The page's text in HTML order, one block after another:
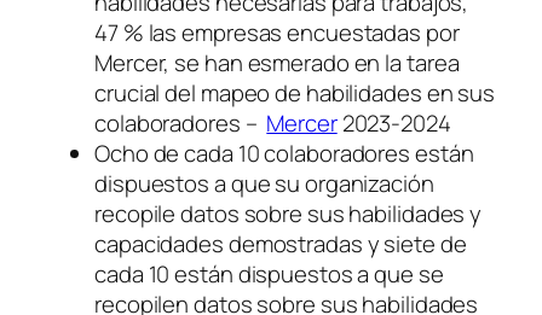
47 % las empresas encuestadas por
Mercer, se han esmerado en la tarea
crucial del mapeo de habilidades en sus
colaboradores – Mercer2023-2024
Ocho de cada 10 colaboradores están
dispuestos a que su organización
recopile datos sobre sus habilidades y
capacidades demostradas y siete de
cada 10 están dispuestos a que se
recopilen datos sobre sus habilidades